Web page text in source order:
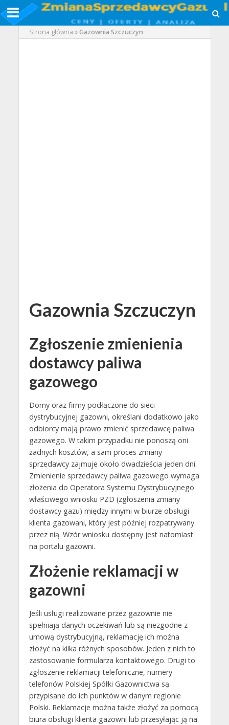
Strona główna »Gazownia Szczuczyn
Gazownia Szczuczyn
Zgłoszenie zmienienia
dostawcy paliwa
gazowego
Domy oraz firmy podłączone do sieci
dystrybucyjnej gazowni, określani dodatkowo jako
odbiorcy mają prawo zmienić sprzedawcę paliwa
gazowego. W takim przypadku nie ponoszą oni
żadnych kosztów, a sam proces zmiany
sprzedawcy zajmuje około dwadzieścia jeden dni.
Zmienienie sprzedawcy paliwa gazowego wymaga
złożenia do Operatora Systemu Dystrybucyjnego
właściwego wniosku PZD (zgłoszenia zmiany
dostawcy gazu) między innymi w biurze obsługi
klienta gazowani, który jest później rozpatrywany
przez nią. Wzór wniosku dostępny jest natomiast
na portalu gazowni.
Złożenie reklamacji w
gazowni
Jeśli usługi realizowane przez gazownie nie
spełniają danych oczekiwań lub są niezgodne z
umową dystrybucyjną, reklamację ich można
złożyć na kilka różnych sposobów. Jeden z nich to
zastosowanie formularza kontaktowego. Drugi to
zgłoszenie reklamacji telefoniczne, numery
telefonów Polskiej Spółki Gazownictwa są
przypisane do ich punktów w danym regionie
Polski. Reklamacje można także złożyć za pomocą
biura obsługi klienta gazowni lub przesyłając ją na